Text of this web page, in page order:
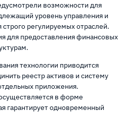
возможности для
уровень управления и
регулируемых отраслей.
для предоставления финансовых
технологии приводится
реестр активов и систему
приложения.
в форме
гарантирует одновременный